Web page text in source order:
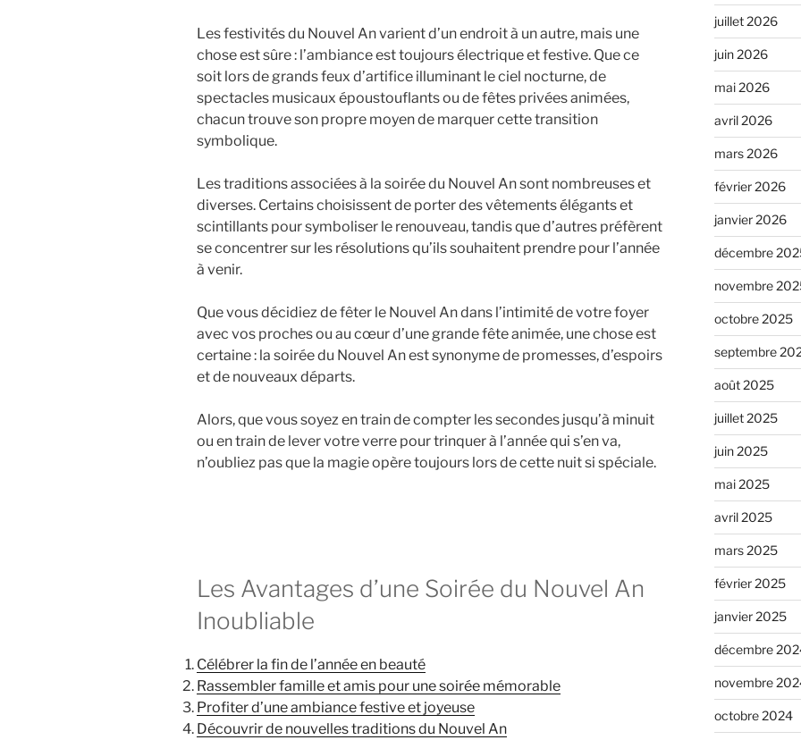
Les festivités du Nouvel An varient d’un endroit à un autre, mais une
chose est sûre : l’ambiance est toujours électrique et festive. Que ce
soit lors de grands feux d’artifice illuminant le ciel nocturne, de
spectacles musicaux époustouflants ou de fêtes privées animées,
chacun trouve son propre moyen de marquer cette transition
symbolique.
Les traditions associées à la soirée du Nouvel An sont nombreuses et
diverses. Certains choisissent de porter des vêtements élégants et
scintillants pour symboliser le renouveau, tandis que d’autres préfèrent
se concentrer sur les résolutions qu’ils souhaitent prendre pour l’année
à venir.
Que vous décidiez de fêter le Nouvel An dans l’intimité de votre foyer
avec vos proches ou au cœur d’une grande fête animée, une chose est
certaine : la soirée du Nouvel An est synonyme de promesses, d’espoirs
et de nouveaux départs.
Alors, que vous soyez en train de compter les secondes jusqu’à minuit
ou en train de lever votre verre pour trinquer à l’année qui s’en va,
n’oubliez pas que la magie opère toujours lors de cette nuit si spéciale.
Les Avantages d’une Soirée du Nouvel An
Inoubliable
Célébrer la fin de l’année en beauté
Rassembler famille et amis pour une soirée mémorable
Profiter d’une ambiance festive et joyeuse
Découvrir de nouvelles traditions du Nouvel An
juillet 2026
juin 2026
mai 2026
avril 2026
mars 2026
février 2026
janvier 2026
décembre
novembre
octobre 2025
septembre
août 2025
juillet 2025
juin 2025
mai 2025
avril 2025
mars 2025
février 2025
janvier 2025
décembre
novembre
octobre 2024